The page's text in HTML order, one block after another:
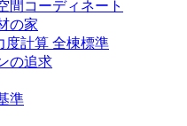
間コーディネート
の家
度計算 全棟標準
の追求
準